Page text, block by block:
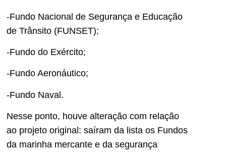
-Fundo Nacional de Segurança e Educação
de Trânsito (FUNSET);
-Fundo do Exército;
-Fundo Aeronáutico;
-Fundo Naval.
Nesse ponto, houve alteração com relação
ao projeto original: saíram da lista os Fundos
da marinha mercante e da segurança